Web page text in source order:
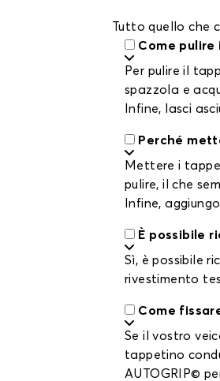
Tutto quello che
Come
Per pulire il
spazzola e
Infine, lasci
Perché
Mettere i
pulire, il che
Infine,
È possibile
Sì, è possibile
rivestimento
Come
Se il vostro
tappetino
AUTOGRIP©